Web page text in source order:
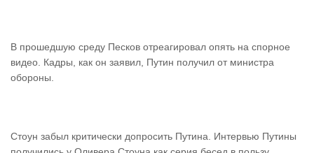
В прошедшую среду Песков отреагировал опять на спорное
видео. Кадры, как он заявил, Путин получил от министра
обороны.
Стоун забыл критически допросить Путина. Интервью Путины